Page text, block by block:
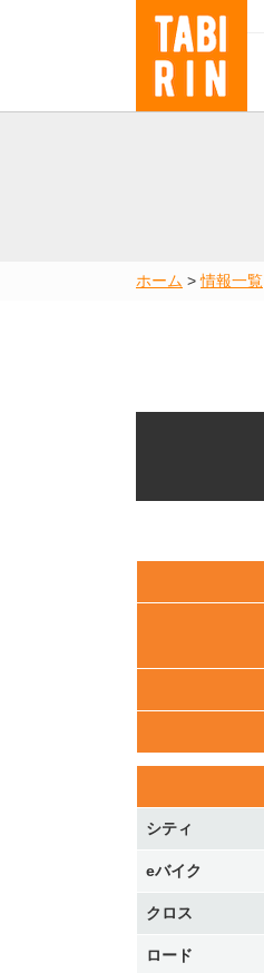
地図から検索
ホーム >情報一覧
シティ
eバイク
クロス
ロード